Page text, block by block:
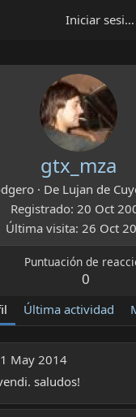
Iniciar sesión
gtx_mza
· De Lujan de
Registrado 20 Oct
Última visita 26 Oct
Puntuación de
0
Última actividad
May 2014
saludos!